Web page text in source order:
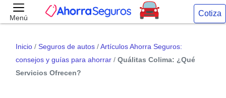
Menú Cotiza
Inicio / Seguros de autos /Artículos Ahorra Seguros:
consejos y guías para ahorrar / Quálitas Colima: ¿Qué
Servicios Ofrecen?